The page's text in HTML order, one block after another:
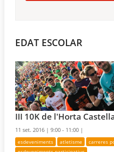
EDAT ESCOLAR
III 10K de l'Horta
11 set. 2016 |9:00 - 11:00 |
esdeveniments atletisme carreres